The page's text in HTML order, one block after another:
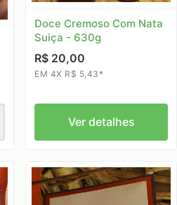
Doce Cremoso Com Nata
Suiça - 630g
R$ 20,00
EM 4X R$ 5,43*
Ver detalhes